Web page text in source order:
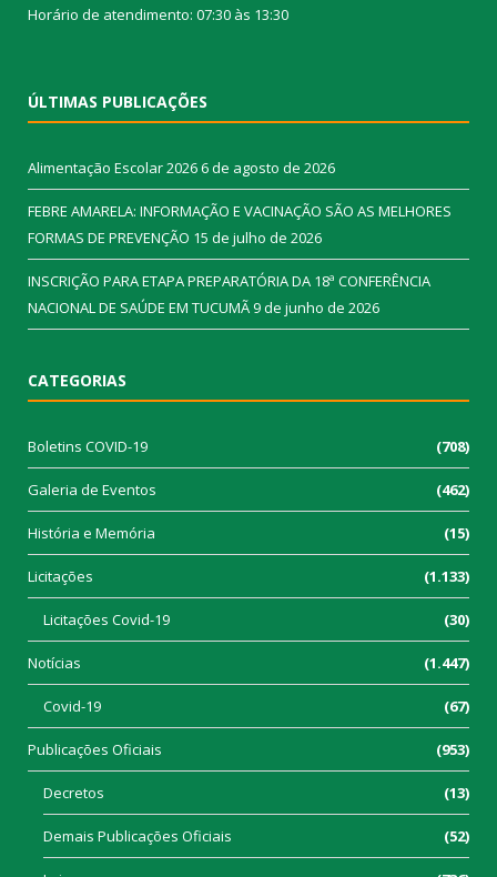
Horário de atendimento: 07:30 às 13:30
ÚLTIMAS PUBLICAÇÕES
Alimentação Escolar 20266 de agosto de 2026
FEBRE AMARELA: INFORMAÇÃO E VACINAÇÃO SÃO AS MELHORES
FORMAS DE PREVENÇÃO 15 de julho de 2026
INSCRIÇÃO PARA ETAPA PREPARATÓRIA DA 18ª CONFERÊNCIA
NACIONAL DE SAÚDE EM TUCUMÃ9 de junho de 2026
CATEGORIAS
Boletins COVID-19 (708)
Galeria de Eventos (462)
História e Memória (15)
Licitações (1.133)
Licitações Covid-19 (30)
Notícias (1.447)
Covid-19 (67)
Publicações Oficiais (953)
Decretos (13)
Demais Publicações Oficiais (52)